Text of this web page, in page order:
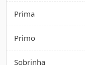
Prima
Primo
Sobrinha